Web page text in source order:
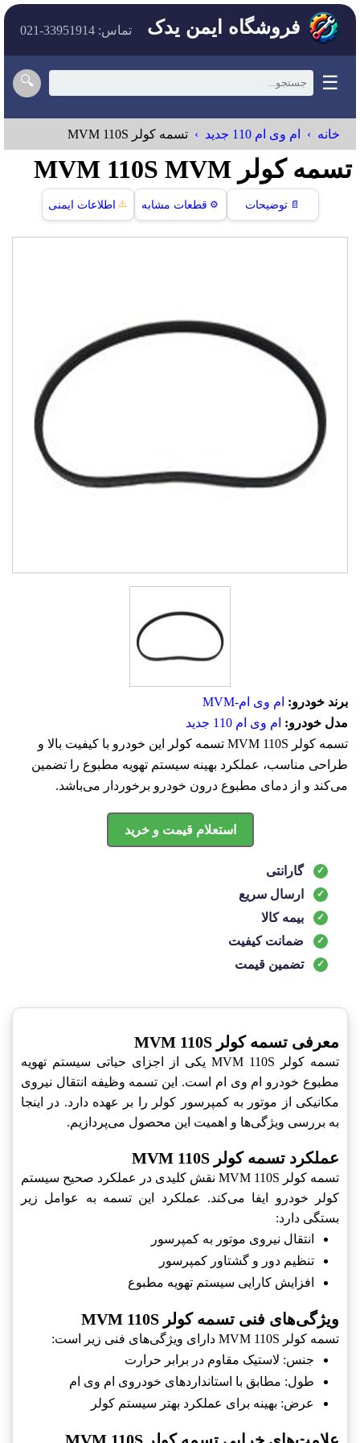
فروشگاه ایمن یدک تماس: 33951914-021
☰
🔍
خانه ام وی ام 110 جدید تسمه کولر MVM 110S
تسمه کولر MVM 110S MVM
📄 توضیحات ⚙️ قطعات مشابه ⚠️ اطلاعات ایمنی
برند خودرو: ام وی ام-MVM
مدل خودرو: ام وی ام 110 جدید
تسمه کولر MVM 110S تسمه کولر این خودرو با کیفیت بالا و
طراحی مناسب، عملکرد بهینه سیستم تهویه مطبوع را تضمین
می‌کند و از دمای مطبوع درون خودرو برخوردار می‌باشد.
استعلام قیمت و خرید
گارانتی
ارسال سریع
بیمه کالا
ضمانت کیفیت
تضمین قیمت
معرفی تسمه کولر MVM 110S
تسمه کولر MVM 110S یکی از اجزای حیاتی سیستم تهویه
مطبوع خودرو ام وی ام است. این تسمه وظیفه انتقال نیروی
مکانیکی از موتور به کمپرسور کولر را بر عهده دارد. در اینجا
به بررسی ویژگی‌ها و اهمیت این محصول می‌پردازیم.
عملکرد تسمه کولر MVM 110S
تسمه کولر MVM 110S نقش کلیدی در عملکرد صحیح سیستم
کولر خودرو ایفا می‌کند. عملکرد این تسمه به عوامل زیر
بستگی دارد:
انتقال نیروی موتور به کمپرسور
تنظیم دور و گشتاور کمپرسور
افزایش کارایی سیستم تهویه مطبوع
ویژگی‌های فنی تسمه کولر MVM 110S
تسمه کولر MVM 110S دارای ویژگی‌های فنی زیر است:
جنس: لاستیک مقاوم در برابر حرارت
طول: مطابق با استانداردهای خودروی ام وی ام
عرض: بهینه برای عملکرد بهتر سیستم کولر